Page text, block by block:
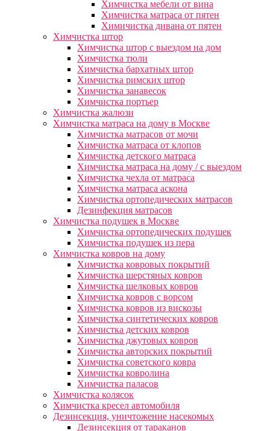
Химчистка мебели от вина
Химчистка матраса от пятен
Химичистка дивана от пятен
Химчистка штор
Химчистка штор с выездом на дом
Химчистка тюли
Химчистка бархатных штор
Химчистка римских штор
Химчистка занавесок
Химчистка портьер
Химчистка жалюзи
Химчистка матраса на дому в Москве
Химчистка матрасов от мочи
Химчистка матраса от клопов
Химчистка детского матраса
Химчистка матраса на дому / с выездом
Химчистка чехла от матраса
Химчистка матраса аскона
Химчистка ортопедических матрасов
Дезинфекция матрасов
Химчистка подушек в Москве
Химчистка ортопедических подушек
Химчистка подушек из пера
Химчистка ковров на дому
Химчистка ковровых покрытий
Химчистка шерстяных ковров
Химчистка шелковых ковров
Химчистка ковров с ворсом
Химчистка ковров из вискозы
Химчистка синтетических ковров
Химчистка детских ковров
Химчистка джутовых ковров
Химчистка авторских покрытий
Химчистка советского ковра
Химчистка ковролина
Химчистка паласов
Химчистка колясок
Химчистка кресел автомобиля
Дезинсекция, уничтожение насекомых
Дезинсекция от тараканов